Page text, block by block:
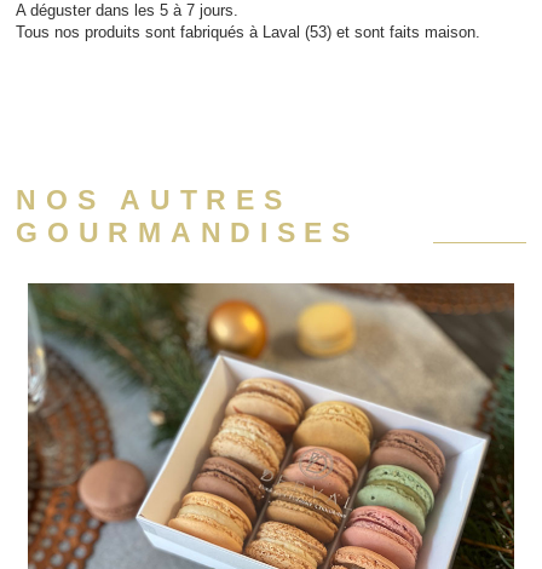
A déguster dans les 5 à 7 jours.
Tous nos produits sont fabriqués à Laval (53) et sont faits maison.
NOS AUTRES
GOURMANDISES